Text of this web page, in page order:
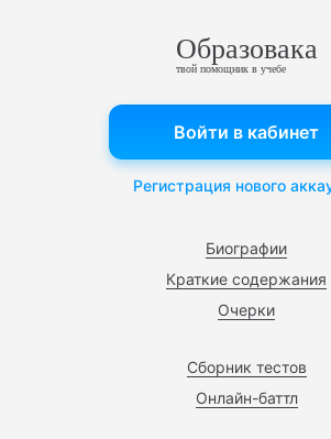
Образовака
твой помощник в учебе
Биографии
Краткие содержания
Очерки
Сборник тестов
Онлайн-баттл
Войти в кабинет
Регистрация нового